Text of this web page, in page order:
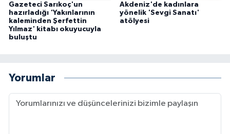
Gazeteci Sarıkoç'un
hazırladığı 'Yakınlarının
kaleminden Şerfettin
Yılmaz' kitabı okuyucuyla
buluştu
Akdeniz'de kadınlara
yönelik 'Sevgi Sanatı'
atölyesi
Yorumlar